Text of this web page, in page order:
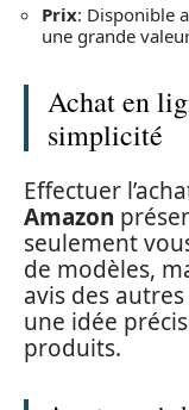
Prix: Disponible
une grande
Achat en
simplicité
Effectuer
Amazon
seulement
de modèles,
avis des
une idée
produits.